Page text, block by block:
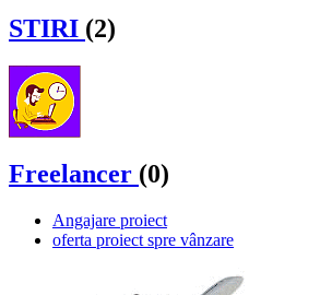
STIRI (2)
Freelancer (0)
Angajare proiect
oferta proiect spre vânzare